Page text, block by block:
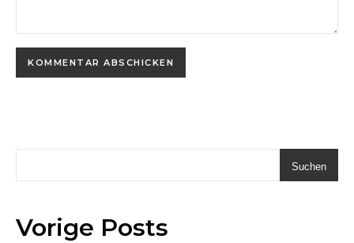
Suchen
Vorige Posts